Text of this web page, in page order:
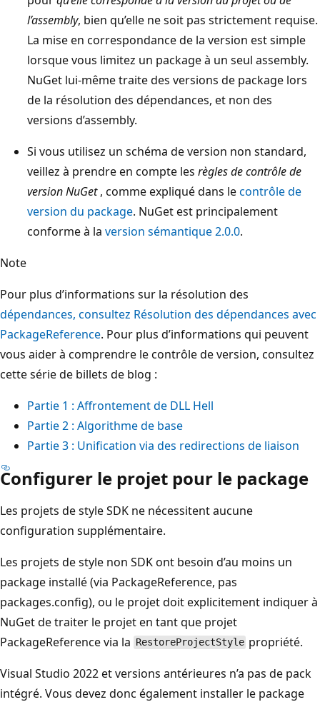
l’assembly, bien qu’elle ne soit pas strictement requise.
La mise en correspondance de la version est simple
lorsque vous limitez un package à un seul assembly.
NuGet lui-même traite des versions de package lors
de la résolution des dépendances, et non des
versions d’assembly.
Si vous utilisez un schéma de version non standard,
veillez à prendre en compte les règles de contrôle de
version NuGet, comme expliqué dans lecontrôle de
version du package. NuGet est principalement
conforme à la version sémantique 2.0.0.
Note
Pour plus d’informations sur la résolution des
dépendances, consultez Résolution des dépendances avec
PackageReference. Pour plus d’informations qui peuvent
vous aider à comprendre le contrôle de version, consultez
cette série de billets de blog :
Partie 1 : Affrontement de DLL Hell
Partie 2 : Algorithme de base
Partie 3 : Unification via des redirections de liaison
Configurer le projet pour le package
Les projets de style SDK ne nécessitent aucune
configuration supplémentaire.
Les projets de style non SDK ont besoin d’au moins un
package installé (via PackageReference, pas
packages.config), ou le projet doit explicitement indiquer à
NuGet de traiter le projet en tant que projet
PackageReference via la RestoreProjectStyle propriété.
Visual Studio 2022 et versions antérieures n’a pas de pack
intégré. Vous devez donc également installer le package